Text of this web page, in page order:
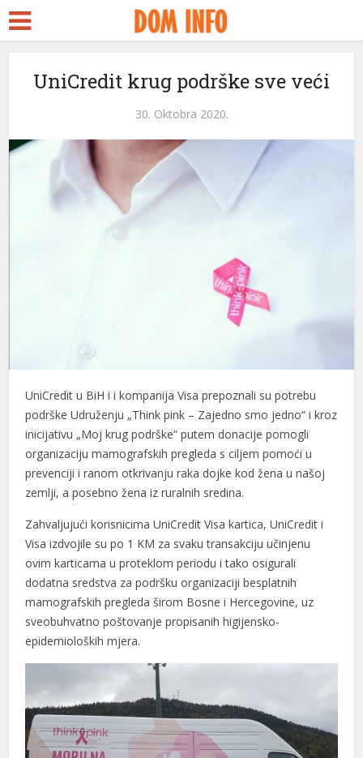
UniCredit krug podrške sve veći
30. Oktobra 2020.
UniCredit u BiH i i kompanija Visa prepoznali su potrebu
podrške Udruženju „Think pink – Zajedno smo jedno“ i kroz
inicijativu „Moj krug podrške“ putem donacije pomogli
organizaciju mamografskih pregleda s ciljem pomoći u
prevenciji i ranom otkrivanju raka dojke kod žena u našoj
zemlji, a posebno žena iz ruralnih sredina.
Zahvaljujući korisnicima UniCredit Visa kartica, UniCredit i
Visa izdvojile su po 1 KM za svaku transakciju učinjenu
ovim karticama u proteklom periodu i tako osigurali
dodatna sredstva za podršku organizaciji besplatnih
mamografskih pregleda širom Bosne i Hercegovine, uz
sveobuhvatno poštovanje propisanih higijensko-
epidemioloških mjera.